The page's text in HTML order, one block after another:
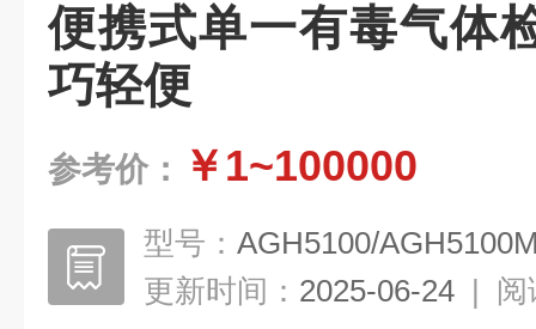
便携式单一有毒气体
巧轻便
参考价： ￥1~100000
型号： AGH5100/
更新时间： 2025-06-24 | 阅